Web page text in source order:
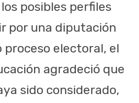
posibles perfiles
por una diputación
proceso electoral, el
agradeció que
sido considerado,